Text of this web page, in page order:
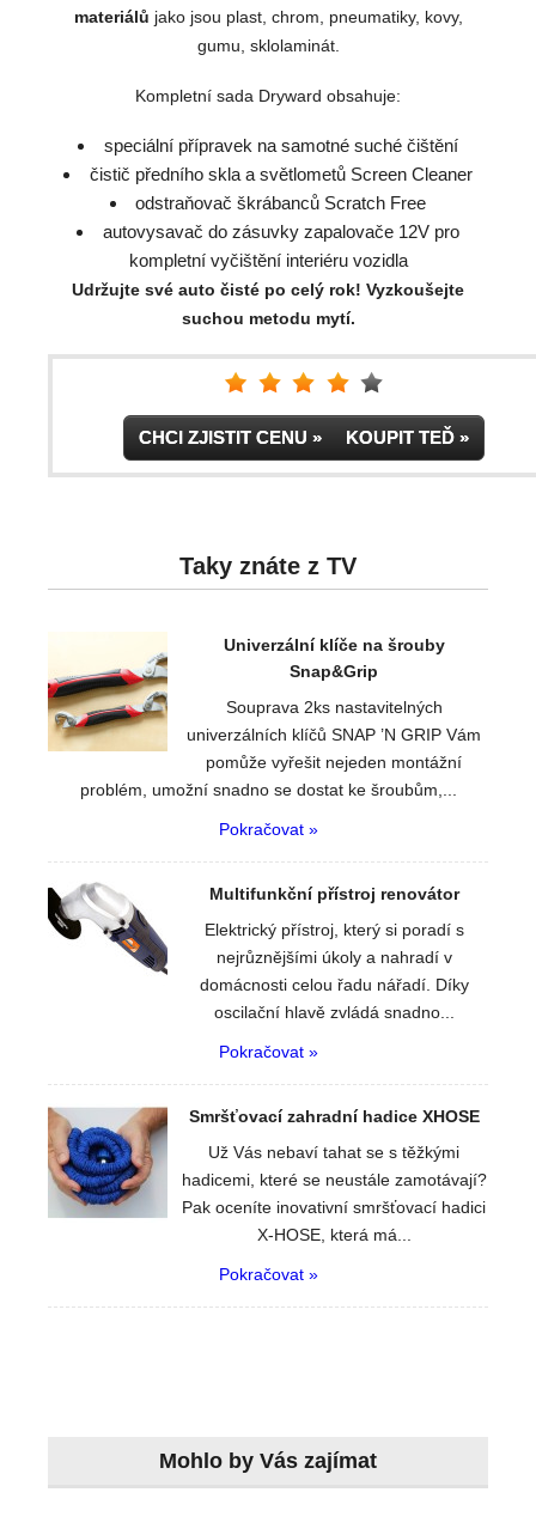
materiálů jako jsou plast, chrom, pneumatiky, kovy,
gumu, sklolaminát.
Kompletní sada Dryward obsahuje:
speciální přípravek na samotné suché čištění
čistič předního skla a světlometů Screen Cleaner
odstraňovač škrábanců Scratch Free
autovysavač do zásuvky zapalovače 12V pro
kompletní vyčištění interiéru vozidla
Udržujte své auto čisté po celý rok! Vyzkoušejte
suchou metodu mytí.
CHCI ZJISTIT CENU » KOUPIT TEĎ »
Taky znáte z TV
Univerzální klíče na šrouby
Snap&Grip
Souprava 2ks nastavitelných
univerzálních klíčů SNAP ’N GRIP Vám
pomůže vyřešit nejeden montážní
problém, umožní snadno se dostat ke šroubům,...
Pokračovat »
Multifunkční přístroj renovátor
Elektrický přístroj, který si poradí s
nejrůznějšími úkoly a nahradí v
domácnosti celou řadu nářadí. Díky
oscilační hlavě zvládá snadno...
Pokračovat »
Smršťovací zahradní hadice XHOSE
Už Vás nebaví tahat se s těžkými
hadicemi, které se neustále zamotávají?
Pak oceníte inovativní smršťovací hadici
X-HOSE, která má...
Pokračovat »
Mohlo by Vás zajímat